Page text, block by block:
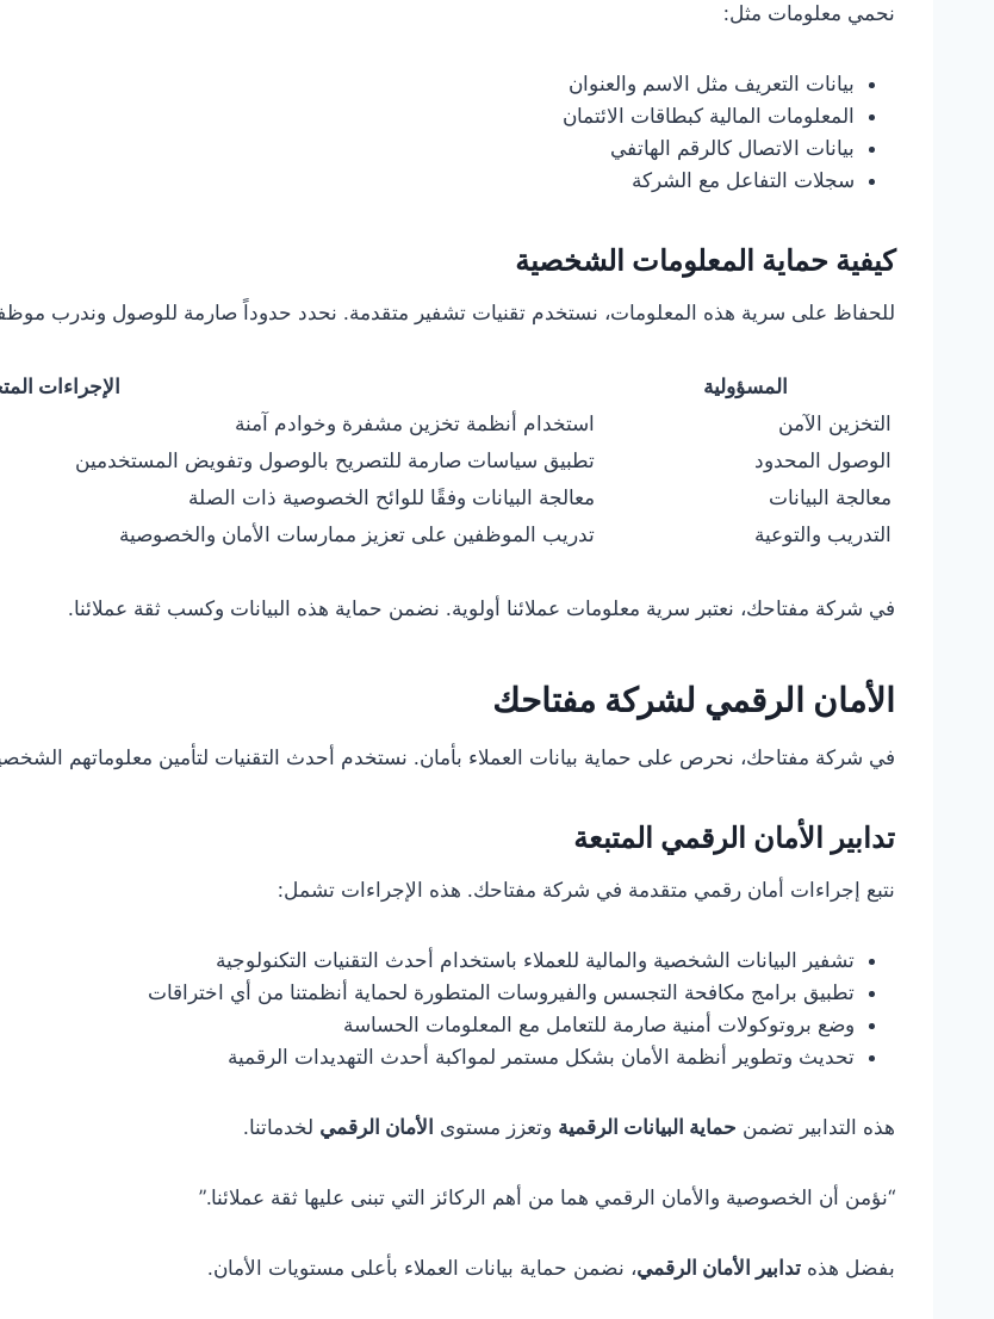
نحمي معلومات مثل:
بيانات التعريف مثل الاسم والعنوان
المعلومات المالية كبطاقات الائتمان
بيانات الاتصال كالرقم الهاتفي
سجلات التفاعل مع الشركة
كيفية حماية المعلومات الشخصية
للحفاظ على سرية هذه المعلومات، نستخدم تقنيات تشفير متقدمة. نحدد حدوداً صارمة للوصول وندرب
المسؤولية
الإجراءات
التخزين الآمن
استخدام أنظمة تخزين مشفرة وخوادم آمنة
الوصول المحدود
تطبيق سياسات صارمة للتصريح بالوصول وتفويض المستخدمين
معالجة البيانات
معالجة البيانات وفقًا للوائح الخصوصية ذات الصلة
التدريب والتوعية
تدريب الموظفين على تعزيز ممارسات الأمان والخصوصية
في شركة مفتاحك، نعتبر سرية معلومات عملائنا أولوية. نضمن حماية هذه البيانات وكسب ثقة عملائنا.
الأمان الرقمي لشركة مفتاحك
في شركة مفتاحك، نحرص على حماية بيانات العملاء بأمان. نستخدم أحدث التقنيات لتأمين معلوماتهم
تدابير الأمان الرقمي المتبعة
نتبع إجراءات أمان رقمي متقدمة في شركة مفتاحك. هذه الإجراءات تشمل:
تشفير البيانات الشخصية والمالية للعملاء باستخدام أحدث التقنيات التكنولوجية
تطبيق برامج مكافحة التجسس والفيروسات المتطورة لحماية أنظمتنا من أي اختراقات
وضع بروتوكولات أمنية صارمة للتعامل مع المعلومات الحساسة
تحديث وتطوير أنظمة الأمان بشكل مستمر لمواكبة أحدث التهديدات الرقمية
هذه التدابير تضمن حماية البيانات الرقمية وتعزز مستوى الأمان الرقمي لخدماتنا.
“نؤمن أن الخصوصية والأمان الرقمي هما من أهم الركائز التي تبنى عليها ثقة عملائنا.”
بفضل هذه تدابير الأمان الرقمي، نضمن حماية بيانات العملاء بأعلى مستويات الأمان.